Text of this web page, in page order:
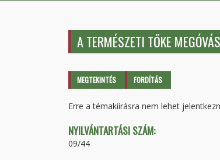
A TERMÉSZETI TŐKE
Elsődleges fülek
MEGTEKINTÉS (AKTÍVFORDÍTÁS
Erre a témakiírásra nem lehet
NYILVÁNTARTÁSI SZÁM:
09/44